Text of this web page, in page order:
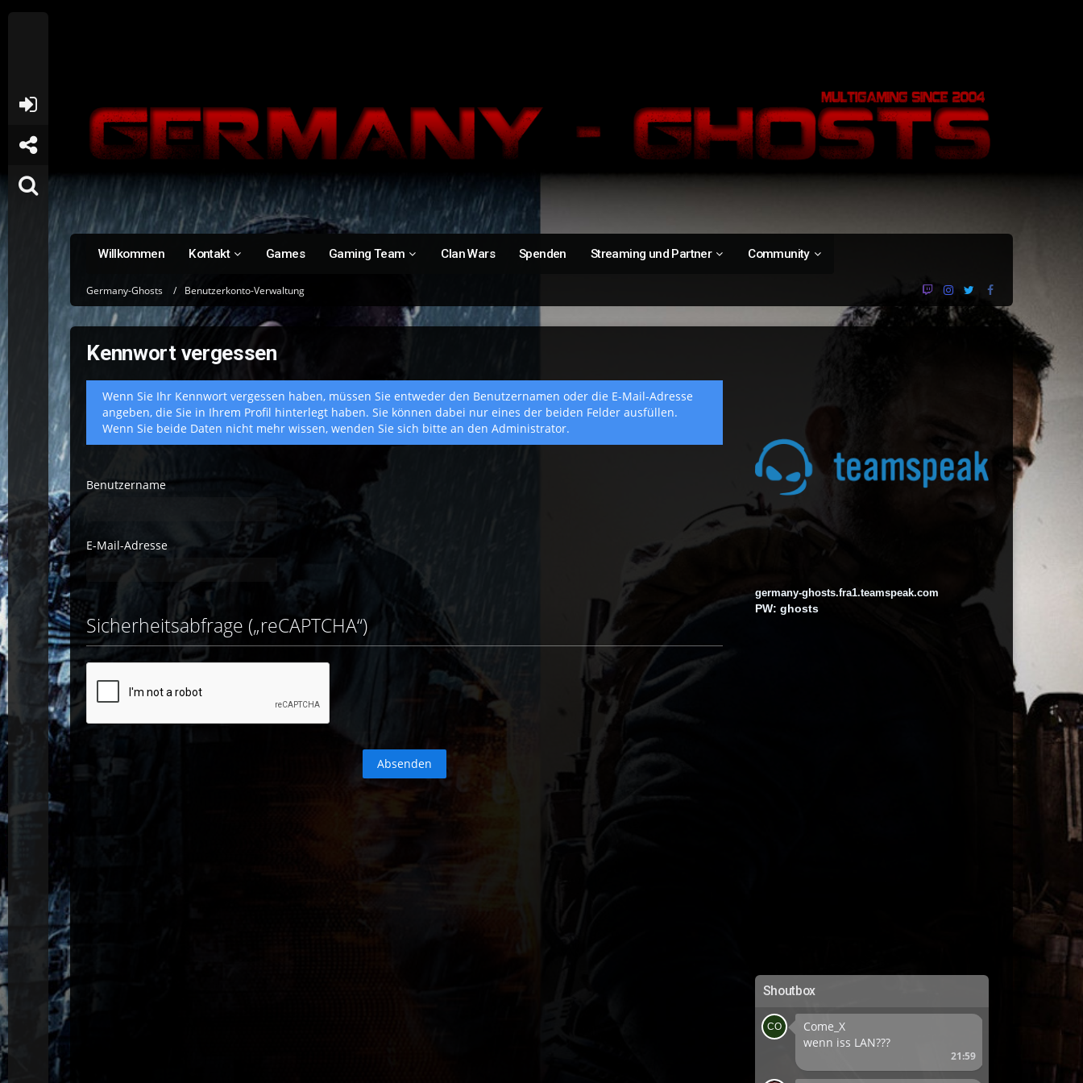
Willkommen Kontakt Games Gaming Team Clan Wars Spenden Streaming und Partner Community
Germany-Ghosts Benutzerkonto-Verwaltung
Kennwort vergessen
Wenn Sie Ihr Kennwort vergessen haben, müssen Sie entweder den Benutzernamen oder die E-Mail-Adresse
angeben, die Sie in Ihrem Profil hinterlegt haben. Sie können dabei nur eines der beiden Felder ausfüllen.
Wenn Sie beide Daten nicht mehr wissen, wenden Sie sich bitte an den Administrator.
Benutzername
E-Mail-Adresse
Sicherheitsabfrage („reCAPTCHA“)
germany-ghosts.fra1.teamspeak.com
PW: ghosts
Shoutbox
Come_X
wenn iss LAN???
21:59